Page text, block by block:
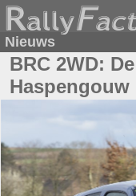
Nieuws
BRC 2WD:
Haspengouw